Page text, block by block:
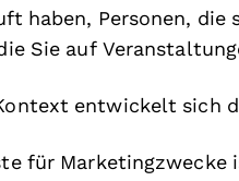
haben, Personen,
Sie auf
entwickelt sich
für Marketingzwecke